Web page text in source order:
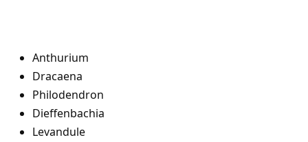
Anthurium
Dracaena
Philodendron
Dieffenbachia
Levandule